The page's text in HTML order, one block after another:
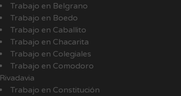
Trabajo en Belgrano
Trabajo en Boedo
Trabajo en Caballito
Trabajo en Chacarita
Trabajo en Colegiales
Trabajo en Comodoro
Rivadavia
Trabajo en Constitución